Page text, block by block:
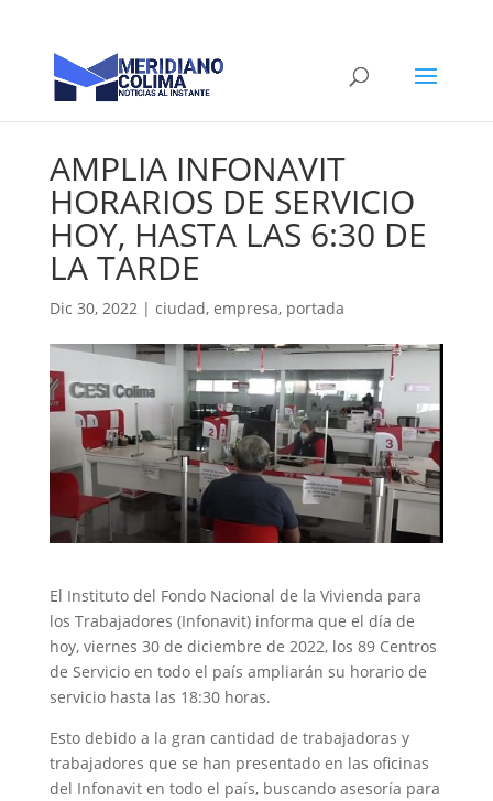
AMPLIA INFONAVIT
HORARIOS DE SERVICIO
HOY, HASTA LAS 6:30 DE
LA TARDE
Dic 30, 2022| ciudad, empresa, portada
El Instituto del Fondo Nacional de la Vivienda para
los Trabajadores (Infonavit) informa que el día de
hoy, viernes 30 de diciembre de 2022, los 89 Centros
de Servicio en todo el país ampliarán su horario de
servicio hasta las 18:30 horas.
Esto debido a la gran cantidad de trabajadoras y
trabajadores que se han presentado en las oficinas
del Infonavit en todo el país, buscando asesoría para